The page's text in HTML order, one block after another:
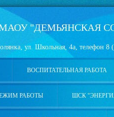
"ДЕМЬЯНСКАЯ
ул. Школьная, 4а, телефон 8
ВОСПИТАТЕЛЬНАЯ РАБОТА
РАБОТЫ ШСК